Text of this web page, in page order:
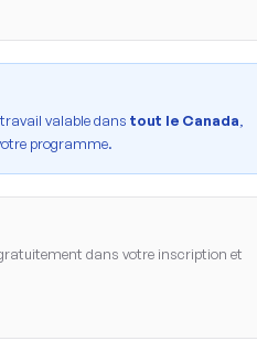
valable dans tout le Canada
programme.
dans votre inscription et